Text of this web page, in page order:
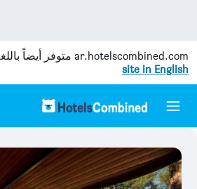
ar.hotelscombined.com متوفر أيضاً
site in English